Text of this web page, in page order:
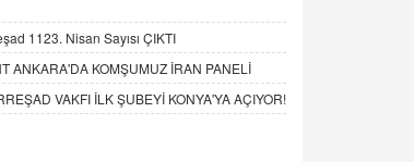
1123. Nisan Sayısı ÇIKTI
ANKARA'DA KOMŞUMUZ İRAN PANELİ
VAKFI İLK ŞUBEYİ KONYA'YA AÇIYOR!